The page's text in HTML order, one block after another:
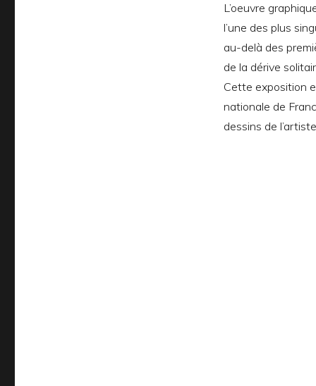
L’oeuvre
l’une des plus
au-delà des
de la dérive
Cette exposition
nationale de
dessins de